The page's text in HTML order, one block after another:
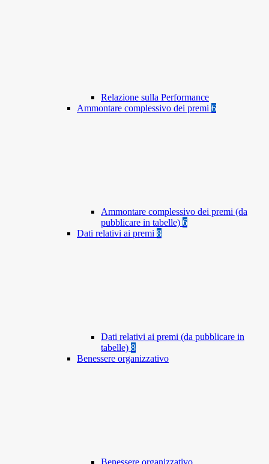
Relazione sulla Performance
Ammontare complessivo dei premi 6
Ammontare complessivo dei premi (da
pubblicare in tabelle) 6
Dati relativi ai premi 8
Dati relativi ai premi (da pubblicare in
tabelle) 8
Benessere organizzativo